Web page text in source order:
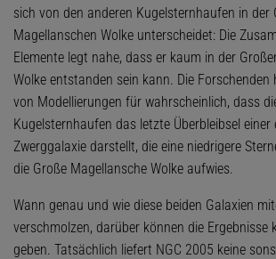
sich von den anderen Kugelsternhaufen in der
Magellanschen Wolke unterscheidet: Die
Elemente legt nahe, dass er kaum in der
Wolke entstanden sein kann. Die
von Modellierungen für wahrscheinlich, dass
Kugelsternhaufen das letzte Überbleibsel einer
Zwerggalaxie darstellt, die eine niedrigere
die Große Magellansche Wolke aufwies.
Wann genau und wie diese beiden Galaxien
verschmolzen, darüber können die Ergebnisse
geben. Tatsächlich liefert NGC 2005 keine